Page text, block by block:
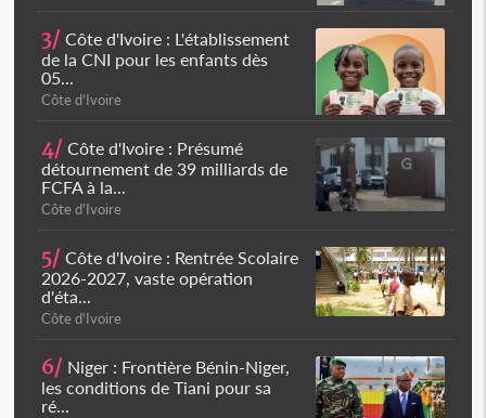
3/ Côte d'Ivoire : L'établissement
de la CNI pour les enfants dès
05...
Côte d'Ivoire
4/ Côte d'Ivoire : Présumé
détournement de 39 milliards de
FCFA à la...
Côte d'Ivoire
5/ Côte d'Ivoire : Rentrée Scolaire
2026-2027, vaste opération
d'éta...
Côte d'Ivoire
6/ Niger : Frontière Bénin-Niger,
les conditions de Tiani pour sa
ré...